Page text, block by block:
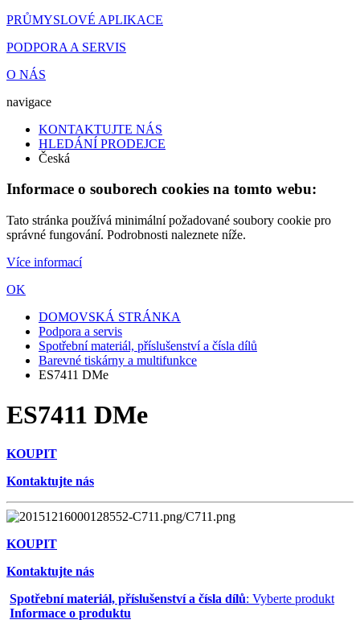
PRŮMYSLOVÉ APLIKACE
PODPORA A SERVIS
O NÁS
navigace
KONTAKTUJTE NÁS
HLEDÁNÍ PRODEJCE
Česká
Informace o souborech cookies na tomto webu:
Tato stránka používá minimální požadované soubory cookie pro
správné fungování. Podrobnosti naleznete níže.
Více informací
OK
DOMOVSKÁ STRÁNKA
Podpora a servis
Spotřební materiál, příslušenství a čísla dílů
Barevné tiskárny a multifunkce
ES7411 DMe
ES7411 DMe
KOUPIT
Kontaktujte nás
KOUPIT
Kontaktujte nás
Spotřební materiál, příslušenství a čísla dílů: Vyberte produkt
Informace o produktu